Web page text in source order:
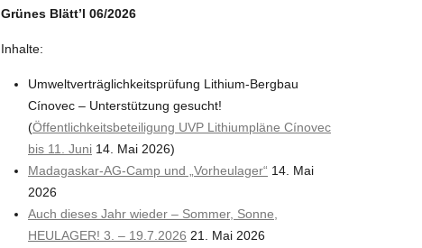
Grünes Blätt’l 06/2026
Inhalte:
Umweltverträglichkeitsprüfung Lithium-Bergbau
Cínovec – Unterstützung gesucht!
(Öffentlichkeitsbeteiligung UVP Lithiumpläne Cínovec
bis 11. Juni 14. Mai 2026)
Madagaskar-AG-Camp und „Vorheulager“ 14. Mai
2026
Auch dieses Jahr wieder – Sommer, Sonne,
HEULAGER! 3. – 19.7.2026 21. Mai 2026